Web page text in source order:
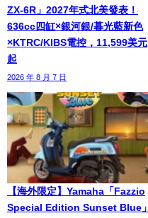
ZX-6R」2027年式北美發表！
636cc四缸×銀河銀/暮光藍新色
×KTRC/KIBS電控，11,599美元
起
2026 年 8 月 7 日
【海外限定】Yamaha「Fazzio
Special Edition Sunset Blue」